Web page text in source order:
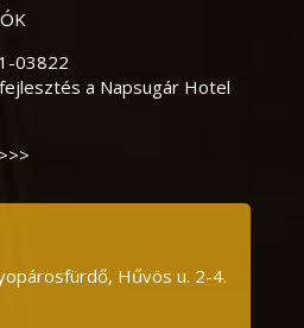
03822
a Napsugár Hotel
Hűvös u. 2-4.